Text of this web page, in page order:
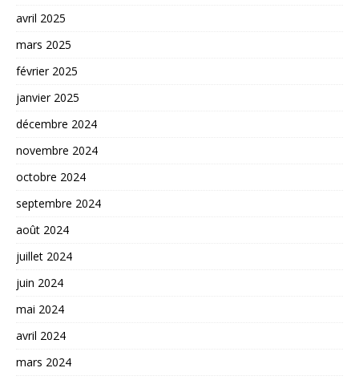
avril 2025
mars 2025
février 2025
janvier 2025
décembre 2024
novembre 2024
octobre 2024
septembre 2024
août 2024
juillet 2024
juin 2024
mai 2024
avril 2024
mars 2024